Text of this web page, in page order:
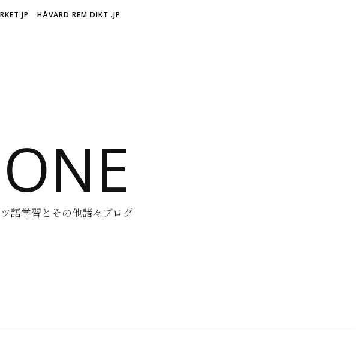
HÅVARD REM DIKT .JP
語学習とその他諸々ブログ